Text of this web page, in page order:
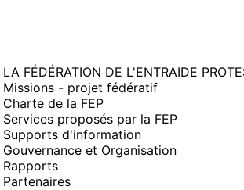
LA FÉDÉRATION DE L'ENTRAIDE
Missions - projet fédératif
Charte de la FEP
Services proposés par la FEP
Supports d'information
Gouvernance et Organisation
Rapports
Partenaires